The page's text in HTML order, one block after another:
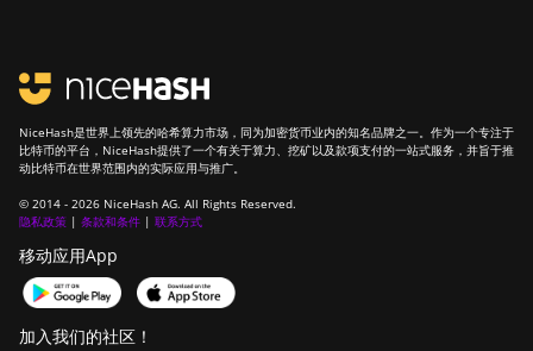
Goldshell CK-BOX
Goldshell CK5
Goldshell CK6
Goldshell CK6-SE
Goldshell E-DG1M
Goldshell KA-BOX
NiceHash是世界上领先的哈希算力市场，同为加密货币业内的知名品牌之一。作为一个专注于
比特币的平台，NiceHash提供了一个有关于算力、挖矿以及款项支付的一站式服务，并旨于推
动比特币在世界范围内的实际应用与推广。
© 2014 - 2026 NiceHash AG. All Rights Reserved.
隐私政策 | 条款和条件 | 联系方式
移动应用App
加入我们的社区！